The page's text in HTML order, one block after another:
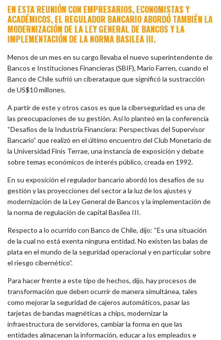
EN ESTA REUNIÓN CON EMPRESARIOS, ECONOMISTAS Y
ACADÉMICOS, EL REGULADOR BANCARIO ABORDÓ TAMBIÉN LA
MODERNIZACIÓN DE LA LEY GENERAL DE BANCOS Y LA
IMPLEMENTACIÓN DE LA NORMA BASILEA III.
Menos de un mes en su cargo llevaba el nuevo superintendente de
Bancos e Instituciones Financieras (SBIF), Mario Farren, cuando el
Banco de Chile sufrió un ciberataque que significó la sustracción
de US$10 millones.
A partir de este y otros casos es que la ciberseguridad es una de
las preocupaciones de su gestión. Así lo planteó en la conferencia
“Desafíos de la Industria Financiera: Perspectivas del Supervisor
Bancario” que realizó en el último encuentro del Club Monetario de
la Universidad Finis Terrae, una instancia de exposición y debate
sobre temas económicos de interés público, creada en 1992.
En su exposición el regulador bancario abordó los desafíos de su
gestión y las proyecciones del sector a la luz de los ajustes y
modernización de la Ley General de Bancos y la implementación de
la norma de regulación de capital Basilea III.
Respecto a lo ocurrido con Banco de Chile, dijo: “Es una situación
de la cual no está exenta ninguna entidad. No existen las balas de
plata en el mundo de la seguridad operacional y en particular sobre
el riesgo cibernético”.
Para hacer frente a este tipo de hechos, dijo, hay procesos de
transformación que deben ocurrir de manera simultánea, tales
como mejorar la seguridad de cajeros automáticos, pasar las
tarjetas de bandas magnéticas a chips, modernizar la
infraestructura de servidores, cambiar la forma en que las
entidades almacenan la información, educar a los empleados e